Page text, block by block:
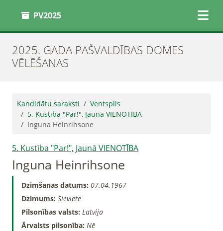
PV2025
2025. GADA PAŠVALDĪBAS DOMES
VĒLĒŠANAS
Kandidātu saraksti
Ventspils
5. Kustība "Par!", Jaunā VIENOTĪBA
Inguna Heinrihsone
5. Kustība "Par!", Jaunā VIENOTĪBA
Inguna Heinrihsone
Dzimšanas datums: 07.04.1967
Dzimums: Sieviete
Pilsonības valsts: Latvija
Ārvalsts pilsonība: Nē